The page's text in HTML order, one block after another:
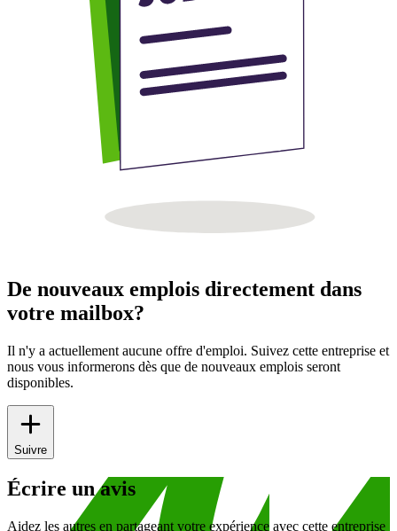
De nouveaux emplois directement dans
votre mailbox?
Il n'y a actuellement aucune offre d'emploi. Suivez cette entreprise et
nous vous informerons dès que de nouveaux emplois seront
disponibles.
Suivre
Écrire un avis
Aidez les autres en partageant votre expérience avec cette entreprise